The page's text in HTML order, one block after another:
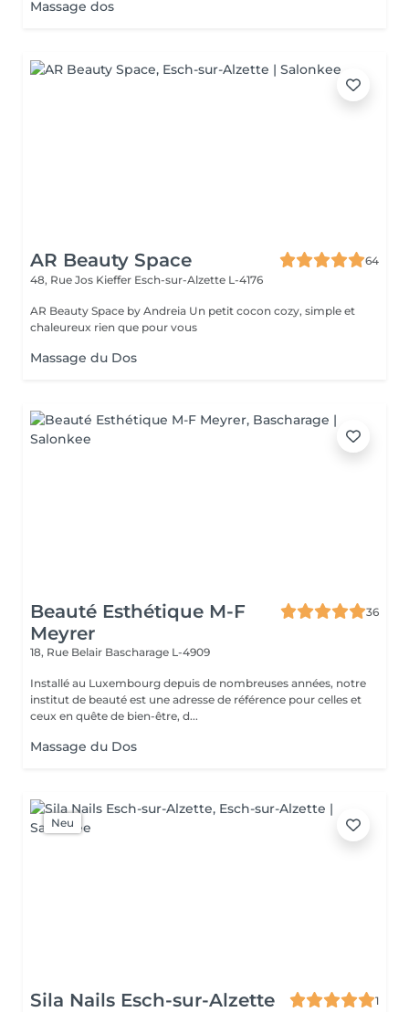
Massage dos
AR Beauty Space
64
48, Rue Jos Kieffer Esch-sur-Alzette L-4176
AR Beauty Space by Andreia Un petit cocon cozy, simple et
chaleureux rien que pour vous
Massage du Dos
Beauté Esthétique M-F
Meyrer
36
18, Rue Belair Bascharage L-4909
Installé au Luxembourg depuis de nombreuses années, notre
institut de beauté est une adresse de référence pour celles et
ceux en quête de bien-être, d...
Massage du Dos
Neu
Sila Nails Esch-sur-Alzette
1